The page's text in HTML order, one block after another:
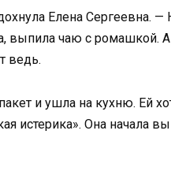
Елена Сергеевна. —
выпила чаю с ромашкой. А
ведь.
и ушла на кухню. Ей
истерика». Она начала